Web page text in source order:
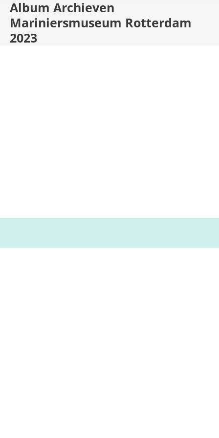
Album Archieven
Mariniersmuseum Rotterdam
2023